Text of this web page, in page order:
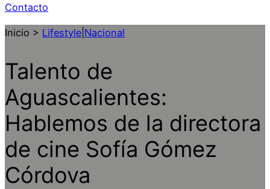
Contacto
Inicio > Lifestyle Nacional
Talento de
Aguascalientes:
Hablemos de la directora
de cine Sofía Gómez
Córdova